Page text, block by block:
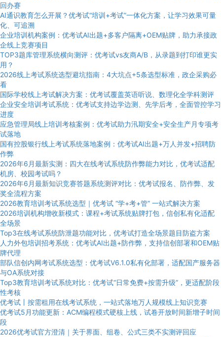
回办赛
AI通识教育怎么开展？优考试“培训+考试”一体化方案，让学习效果可量
化、可追溯
企业培训机构案例：优考试AI出题+多客户隔离+OEM贴牌，助力承接政
企线上竞赛项目
TOP3题库管理系统横向测评：优考试vs友商A/B，从录题到打印谁更实
用？
2026线上考试系统选型避坑指南：4大坑点+5条选型标准，政企采购必
看
国际学校线上考试解决方案：优考试覆盖英语听说、数理化全学科测评
企业安全培训考试系统：优考试支持边学边测、先学后考，全面管控学习
进度
应急管理局线上培训考核案例：优考试助力汛期安全+安全生产月专项考
试落地
国有控股银行线上考试系统落地案例：优考试AI出题+万人并发+招聘防
作弊
2026年6月最新实测：四大在线考试系统防作弊能力对比，优考试适配
机房、校园考试吗？
2026年6月最新知识竞赛答题系统测评对比：优考试报名、防作弊、发
奖全流程方案
2026教育培训考试系统选型｜优考试 “学+考+管” 一站式解决方案
2026培训机构增收新模式：课程+考试系统贴牌打包，信创私有化适配
全场景
Top3在线考试系统防泄题功能对比，优考试打造全场景题目防盗方案
人力外包培训招考系统：优考试AI出题+防作弊，支持信创部署和OEM贴
牌代理
部队信创内网考试系统选型：优考试V6.1.0私有化部署，适配国产服务器
与OA系统对接
Top3教育培训考试系统对比：优考试“日常免费+按需升级”，更适配阶段
性考核
优考试丨按需租用在线考试系统，一站式落地万人规模线上知识竞赛
优考试5月功能更新：ACM编程模式硬核上线，试卷开放时间新增子时间
段
2026优考试官方澄清｜关于界面、组卷、公式三类不实测评回应